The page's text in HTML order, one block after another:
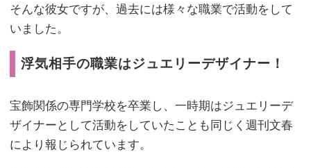
そんな彼女ですが、過去には様々な職業で活動をして
いました。
浮気相手の職業はジュエリーデザイナー！
宝飾関係の専門学校を卒業し、一時期はジュエリーデ
ザイナーとして活動をしていたことも同じく週刊文春
により報じられています。